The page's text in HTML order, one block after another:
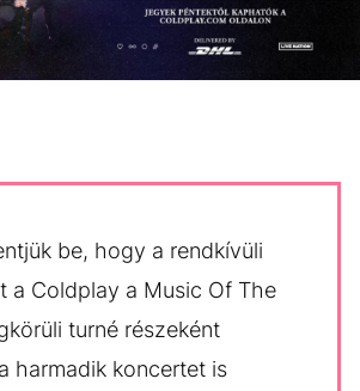
be, hogy a rendkívüli
a Coldplay a Music Of The
turné részeként
harmadik koncertet is